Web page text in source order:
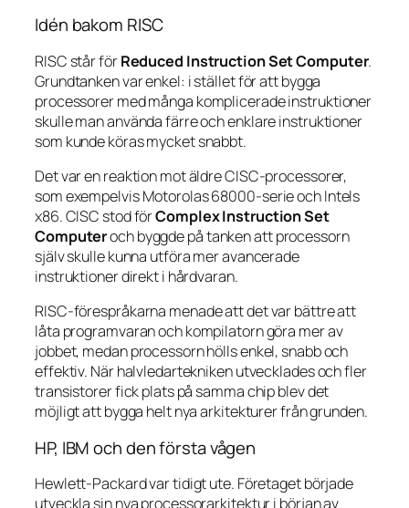
Idén bakom RISC
RISC står förReduced Instruction Set Computer.
Grundtanken var enkel: i stället för att bygga
processorer med många komplicerade instruktioner
skulle man använda färre och enklare instruktioner
som kunde köras mycket snabbt.
Det var en reaktion mot äldre CISC-processorer,
som exempelvis Motorolas 68000-serie och Intels
x86. CISC stod förComplex Instruction Set
Computeroch byggde på tanken att processorn
själv skulle kunna utföra mer avancerade
instruktioner direkt i hårdvaran.
RISC-förespråkarna menade att det var bättre att
låta programvaran och kompilatorn göra mer av
jobbet, medan processorn hölls enkel, snabb och
effektiv. När halvledartekniken utvecklades och fler
transistorer fick plats på samma chip blev det
möjligt att bygga helt nya arkitekturer från grunden.
HP, IBM och den första vågen
Hewlett-Packard var tidigt ute. Företaget började
utveckla sin nya processorarkitektur i början av